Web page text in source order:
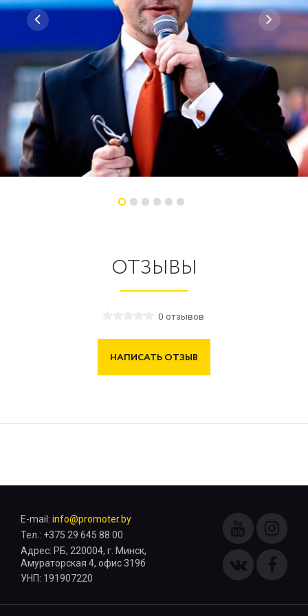
ОТЗЫВЫ
0 отзывов
НАПИСАТЬ ОТЗЫВ
E-mail: info@promoter.by
Тел.: +375 29 645 88 00
Адрес: РБ, 220004, г. Минск,
Амураторская 4, офис 319б
УНП: 191907220